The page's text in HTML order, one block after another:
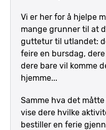
Vi er her for å hjelpe
mange grunner til at
guttetur til utlandet:
feire en bursdag,
dere bare vil komme
hjemme...
Samme hva det
vise dere hvilke
bestiller en ferie